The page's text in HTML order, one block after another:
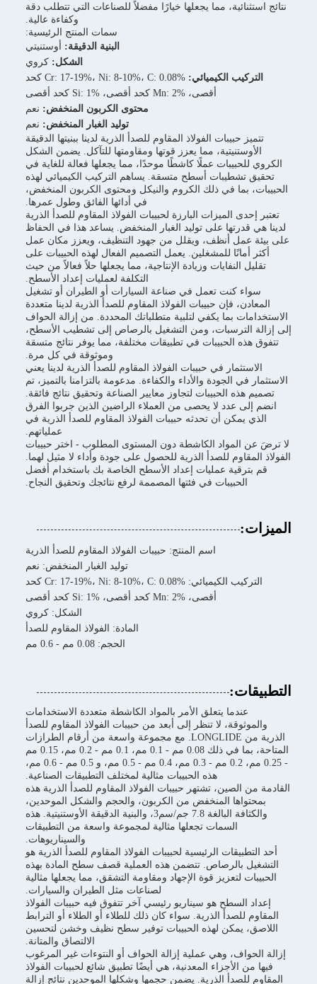
نتائج استثنائية، مما يجعلها خيارًا مفضلاً للصناعات التي تتطلب دقة
وكفاءة عالية.
سمات المنتج الرئيسية:
البنية الدقيقة:
أوستنيتي
الشكل: كروي
التركيب الكيميائي:
Cr: 17-19%، Ni: 8-10%، C: 0.08% كحد
أقصى، Mn: 2% كحد أقصى، Si: 1% كحد أقصى
محتوى الكربون المنخفض: نعم
توليد الغبار المنخفض: نعم
تتميز حبيبات الفولاذ المقاوم للصدأ الذرية لدينا ببنيتها الدقيقة
الأوستنيتية، مما يعزز قوتها ومقاومتها للتآكل. يضمن الشكل
الكروي للحبيبات عملًا كاشطًا موحدًا، مما يجعلها فعالة للغاية في
تحقيق تشطيبات أسطح متسقة. يساهم التركيب الكيميائي لهذه
الحبيبات، بما في ذلك الكروم والنيكل ومحتوى الكربون المنخفض،
في أدائها الفائق وطول عمرها.
تعتبر إحدى الميزات البارزة لحبيبات الفولاذ المقاوم للصدأ الذرية
لدينا هي قدرتها على توليد الغبار المنخفض. يساعد هذا في الحفاظ
على بيئة عمل أنظف، ويقلل من جهود التنظيف، ويعزز مكان عمل
أكثر أمانًا للمشغلين. يعمل التصميم الفعال لهذه الحبيبات على
تقليل النفايات وزيادة الإنتاجية، مما يجعلها حلاً فعالاً من حيث
التكلفة لعمليات إعداد الأسطح.
سواء كنت تعمل في صناعة السيارات أو الطيران أو تشغيل
المعادن، فإن حبيبات الفولاذ المقاوم للصدأ الذرية لدينا متعددة
الاستخدامات بما يكفي لتلبية متطلباتك المحددة. من إزالة الحواف
إلى إزالة الترسبات، ومن التشغيل بالرصاص إلى تشطيب الأسطح،
تتفوق هذه الحبيبات في تطبيقات مختلفة، مما يوفر نتائج متسقة
وموثوقة في كل مرة.
الاستثمار في حبيبات الفولاذ المقاوم للصدأ الذرية لدينا يعني
الاستثمار في الجودة والأداء والكفاءة. مدعومة بالتزامنا بالتميز، تم
تصميم هذه الحبيبات لتجاوز معايير الصناعة وتحقيق نتائج فائقة.
انضم إلى عدد لا يحصى من العملاء الراضين الذين جربوا الفرق
الذي يمكن أن تحدثه حبيبات الفولاذ المقاوم للصدأ الذرية في
عملياتهم.
لا ترضَ عن المواد الكاشطة دون المستوى المطلوب - اختر حبيبات
الفولاذ المقاوم للصدأ الذرية للحصول على جودة وأداء لا مثيل لهما.
قم بترقية عمليات إعداد الأسطح الخاصة بك باستخدام أفضل
الحبيبات في فئتها المصممة لرفع نتائجك وتحقيق النجاح.
الميزات:
اسم المنتج: حبيبات الفولاذ المقاوم للصدأ الذرية
توليد الغبار المنخفض: نعم
التركيب الكيميائي: Cr: 17-19%، Ni: 8-10%، C: 0.08% كحد
أقصى، Mn: 2% كحد أقصى، Si: 1% كحد أقصى
الشكل: كروي
المادة: الفولاذ المقاوم للصدأ
الحجم: 0.08 مم - 0.6 مم
التطبيقات:
عندما يتعلق الأمر بالمواد الكاشطة متعددة الاستخدامات
والموثوقة، لا تنظر إلى أبعد من حبيبات الفولاذ المقاوم للصدأ
الذرية من LONGLIDE. مع مجموعة واسعة من أرقام الطرازات
المتاحة، بما في ذلك 0.08 مم - 0.1 مم، 0.1 مم - 0.2 مم، 0.15 مم
- 0.25 مم، 0.2 مم - 0.3 مم، 0.4 مم - 0.5 مم، و 0.5 مم - 0.6 مم،
هذه الحبيبات مثالية لمختلف التطبيقات الصناعية.
القادمة من الصين، تشتهر حبيبات الفولاذ المقاوم للصدأ الذرية هذه
بمحتواها المنخفض من الكربون، والحجم والشكل الموحدين،
والكثافة البالغة 7.8 جم/سم3، والبنية الدقيقة الأوستنيتية. هذه
السمات تجعلها مثالية لمجموعة واسعة من التطبيقات
والسيناريوهات.
أحد التطبيقات الرئيسية لحبيبات الفولاذ المقاوم للصدأ الذرية هو
التشغيل بالرصاص. تتضمن هذه العملية قصف سطح المادة بهذه
الحبيبات لتعزيز قوة الإجهاد ومقاومة التشقق، مما يجعلها مثالية
لصناعات مثل الطيران والسيارات.
إعداد السطح هو سيناريو رئيسي آخر تتفوق فيه حبيبات الفولاذ
المقاوم للصدأ الذرية. سواء كان ذلك للطلاء أو الطلاء أو الترابط
اللاصق، يمكن لهذه الحبيبات توفير سطح نظيف وخشن لتحسين
الالتصاق والمتانة.
إزالة الحواف، وهي عملية إزالة الحواف أو النتوءات غير المرغوب
فيها من الأجزاء المعدنية، هي أيضًا تطبيق شائع لحبيبات الفولاذ
المقاوم للصدأ الذرية. يضمن حجمها وشكلها الموحدين نتائج إزالة